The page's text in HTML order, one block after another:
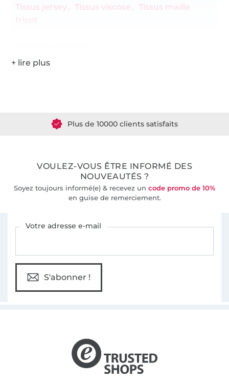
Tissus jersey Tissus viscose
Tissus maille
tricot
Plus de 10000 clients satisfaits
VOULEZ-VOUS ÊTRE INFORMÉ DES
NOUVEAUTÉS ?
Soyez toujours informé(e) & recevez un code promo de 10%
en guise de remerciement.
Votre adresse e-mail
S'abonner !